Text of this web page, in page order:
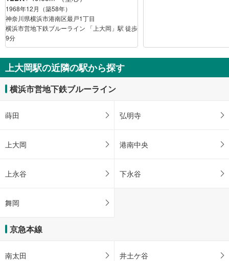
1968年12月（築58年）
神奈川県横浜市港南区最戸1丁目
横浜市営地下鉄ブルーライン 「上大岡」駅 徒歩
9分
上大岡駅の近隣の駅から探す
横浜市営地下鉄ブルーライン
蒔田 弘明寺
上大岡 港南中央
上永谷 下永谷
舞岡
京急本線
南太田 井土ケ谷